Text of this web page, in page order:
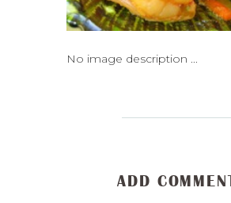
No image description ...
ADD COMMENT